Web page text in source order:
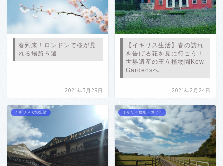
春到来！ロンドンで桜が見
れる場所５選
2021年3月29日
【イギリス生活】春の訪れ
を告げる花を見に行こう！
世界遺産の王立植物園Kew
Gardensへ
2021年2月24日
イギリスでの生活 イギリス観光スポット